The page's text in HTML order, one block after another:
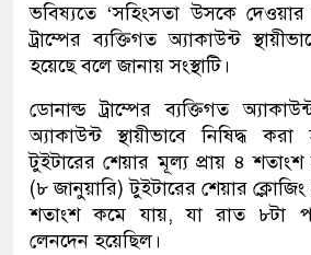
ভবিষ্যতে ‘সহিংসতা উসকে
ট্রাম্পের ব্যক্তিগত অ্যাকাউন্ট
হয়েছে বলে জানায় সংস্থাটি।
ডোনাল্ড ট্রাম্পের ব্যক্তিগত
অ্যাকাউন্ট স্থায়ীভাবে নিষিদ্ধ
টুইটারের শেয়ার মূল্য প্রায় ৪
(৮ জানুয়ারি) টুইটারের শেয়ার
শতাংশ কমে যায়, যা রাত ৮টা
লেনদেন হয়েছিল।